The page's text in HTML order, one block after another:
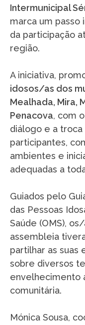
Intermunicipal
marca um passo
da participação
região.
A iniciativa,
idosos/as dos
Mealhada, Mira,
Penacova, com
diálogo e a
participantes,
ambientes e
adequadas a
Guiados pelo
das Pessoas
Saúde (OMS),
assembleia
partilhar as suas
sobre diversos
envelhecimento
comunitária.
Mónica Sousa,